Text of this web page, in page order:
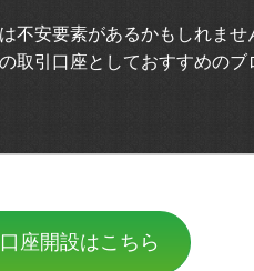
不安要素があるかもしれませ
取引口座としておすすめのブ
座開設はこちら